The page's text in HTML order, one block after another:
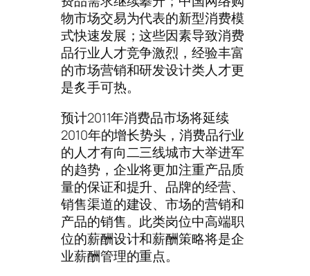
物市场交易为代表的新型消费模
式快速发展；这些因素导致消费
品行业人才竞争激烈，经验丰富
的市场营销和研发设计类人才更
是炙手可热。
预计2011年消费品市场将延续
2010年的增长势头，消费品行业
的人才有向二三线城市大举进军
的趋势，企业将更加注重产品质
量的保证和提升、品牌的经营、
销售渠道的建设、市场的营销和
产品的销售。此类岗位中高端职
位的薪酬设计和薪酬策略将是企
业薪酬管理的重点。